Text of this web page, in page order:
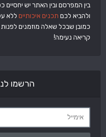
בין המפרסם ובין האתר יש
ולהביא לכם תכנים איכותיים ללא
כמובן שבכל שאלה מוזמנים לפנות
קריאה נעימה!
הרשמו